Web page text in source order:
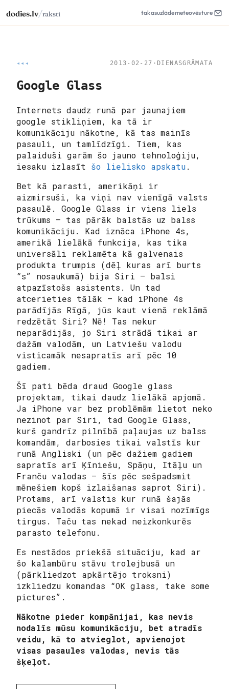
dodies.lv/raksti takasuzlādemeteovēsture
◂◂◂ 2013-02-27 · DIENASGRĀMATA
Google Glass
Internets daudz runā par jaunajiem
google stikliņiem, ka tā ir
komunikāciju nākotne, kā tas mainīs
pasauli, un tamlīdzīgi. Tiem, kas
palaiduši garām šo jauno tehnoloģiju,
iesaku izlasīt šo lielisko apskatu.
Bet kā parasti, amerikāņi ir
aizmirsuši, ka viņi nav vienīgā valsts
pasaulē. Google Glass ir viens liels
trūkums – tas pārāk balstās uz balss
komunikāciju. Kad iznāca iPhone 4s,
amerikā lielākā funkcija, kas tika
universāli reklamēta kā galvenais
produkta trumpis (dēļ kuras arī burts
“s” nosaukumā) bija Siri — balsi
atpazīstošs asistents. Un tad
atcerieties tālāk – kad iPhone 4s
parādījās Rīgā, jūs kaut vienā reklāmā
redzētāt Siri? Nē! Tas nekur
neparādijās, jo Siri strādā tikai ar
dažām valodām, un Latviešu valodu
visticamāk nesapratīs arī pēc 10
gadiem.
Šī pati bēda draud Google glass
projektam, tikai daudz lielākā apjomā.
Ja iPhone var bez problēmām lietot neko
nezinot par Siri, tad Google Glass,
kurš gandrīz pilnībā paļaujas uz balss
komandām, darbosies tikai valstīs kur
runā Angliski (un pēc dažiem gadiem
sapratīs arī Ķīniešu, Spāņu, Itāļu un
Franču valodas – šīs pēc sešpadsmit
mēnešiem kopš izlaišanas saprot Siri).
Protams, arī valstis kur runā šajās
piecās valodās kopumā ir visai nozīmīgs
tirgus. Taču tas nekad neizkonkurēs
parasto telefonu.
Es nestādos priekšā situāciju, kad ar
šo kalambūru stāvu trolejbusā un
(pārkliedzot apkārtējo troksni)
izkliedzu komandas “OK glass, take some
pictures”.
Nākotne pieder kompānijai, kas nevis
nodalīs mūsu komunikāciju, bet atradīs
veidu, kā to atvieglot, apvienojot
visas pasaules valodas, nevis tās
šķeļot.